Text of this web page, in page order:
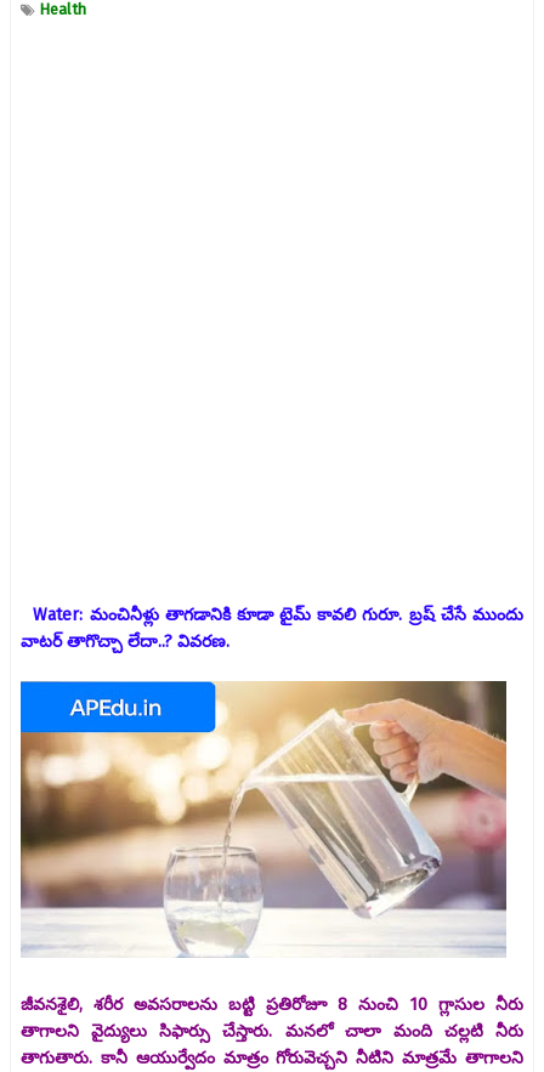
Health
Water: మంచినీళ్లు తాగడానికి కూడా టైమ్ కావలి గురూ. బ్రష్ చేసే ముందు
వాటర్ తాగొచ్చా లేదా..? వివరణ.
జీవనశైలి, శరీర అవసరాలను బట్టి ప్రతిరోజూ 8 నుంచి 10 గ్లాసుల నీరు
తాగాలని వైద్యులు సిఫార్సు చేస్తారు. మనలో చాలా మంది చల్లటి నీరు
తాగుతారు. కానీ ఆయుర్వేదం మాత్రం గోరువెచ్చని నీటిని మాత్రమే తాగాలని